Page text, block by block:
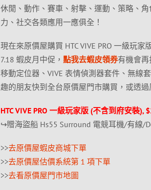
休閒、動作、賽車、射擊、運動、策略、
力、社交各類應用一應俱全！
現在來原價屋購買 HTC VIVE PRO 一級玩
7.18 蝦皮月中促， 點我去蝦皮領券有機會再
移動定位器、VIVE 表情偵測器套件、無線
趣的朋友快到全台原價屋門市購買，或透
HTC VIVE PRO 一級玩家版 (不含到府安裝
↪贈海盜船 Hs55 Surround 電競耳機/有線/
>>去原價屋蝦皮商城下單
>>去原價屋估價系統第 1 項下單
>>去看原價屋門市地圖